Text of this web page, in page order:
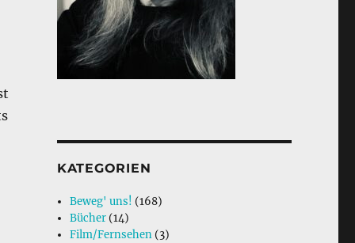
KATEGORIEN
Beweg' uns! (168)
Bücher (14)
Film/Fernsehen (3)